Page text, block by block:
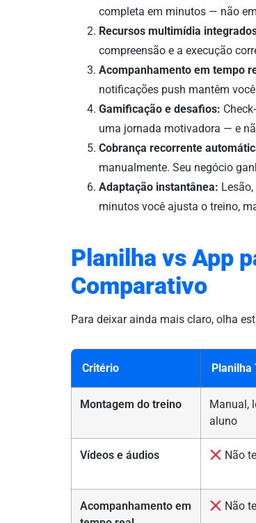
completa em minutos — não
Recursos multimídia
compreensão e a execução
Acompanhamento em tempo
notificações push mantêm
Gamificação e desafios:
uma jornada motivadora — e
Cobrança recorrente
manualmente. Seu negócio
Adaptação instantânea:
minutos você ajusta o treino,
Planilha vs App
Comparativo
Para deixar ainda mais claro, olha
Critério Planilha
Montagem do treino
Manual,
aluno
Vídeos e áudios Não
Acompanhamento em
Não